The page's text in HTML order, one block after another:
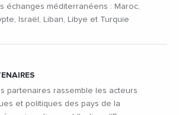
échanges méditerranéens : Maroc,
Israël, Liban, Libye et Turquie
partenaires rassemble les acteurs
et politiques des pays de la